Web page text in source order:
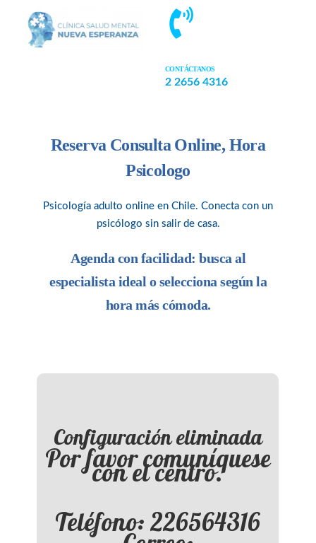
CONTÁCTANOS
2 2656 4316
Reserva Consulta Online, Hora
Psicologo
Psicología adulto online en Chile. Conecta con un
psicólogo sin salir de casa.
Agenda con facilidad: busca al
especialista ideal o selecciona según la
hora más cómoda.